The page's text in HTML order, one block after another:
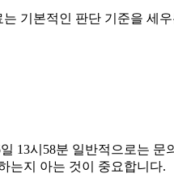
기본적인 판단 기준을 세
13시58분 일반적으로는 문
는지 아는 것이 중요합니다.